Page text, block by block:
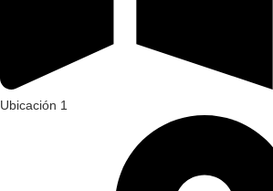
Ubicación 1